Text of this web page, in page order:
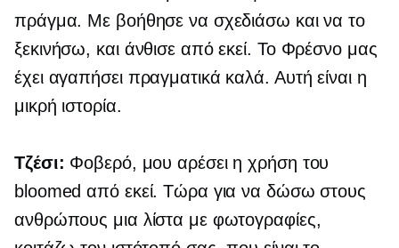
πράγμα. Με βοήθησε να σχεδιάσω και να το
ξεκινήσω, και άνθισε από εκεί. Το Φρέσνο μας
έχει αγαπήσει πραγματικά καλά. Αυτή είναι η
μικρή ιστορία.
Τζέσι: Φοβερό, μου αρέσει η χρήση του
bloomed από εκεί. Τώρα για να δώσω στους
ανθρώπους μια λίστα με φωτογραφίες,